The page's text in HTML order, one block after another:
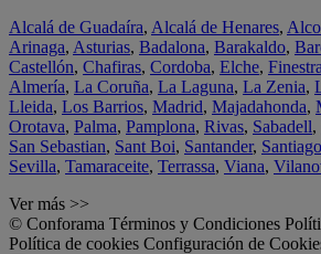
Alcalá de Guadaíra, Alcalá de Henares,
Arinaga, Asturias, Badalona, Barakaldo,
Castellón, Chafiras, Cordoba, Elche,
Almería, La Coruña, La Laguna, La Zenia,
Lleida, Los Barrios, Madrid, Majadahonda,
Orotava, Palma, Pamplona, Rivas, Sabadell,
San Sebastian, Sant Boi, Santander,
Sevilla, Tamaraceite, Terrassa, Viana,
Ver más >>
© Conforama Términos y Condiciones
Política de cookies Configuración de